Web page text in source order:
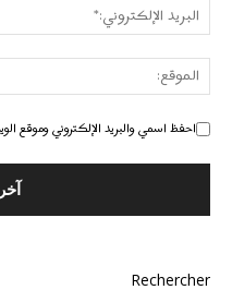
احفظ اسمي والبريد الإلكتروني وموقع
Rechercher